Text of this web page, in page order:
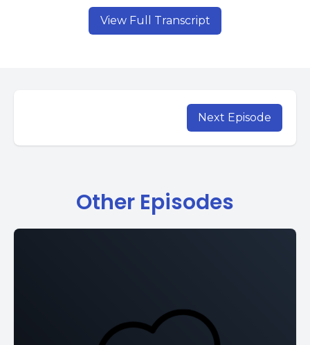
View Full Transcript
Next Episode
Other Episodes